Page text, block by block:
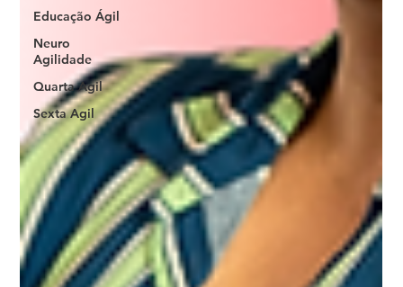
Educação Ágil
Neuro
Agilidade
Quarta Agil
Sexta Agil